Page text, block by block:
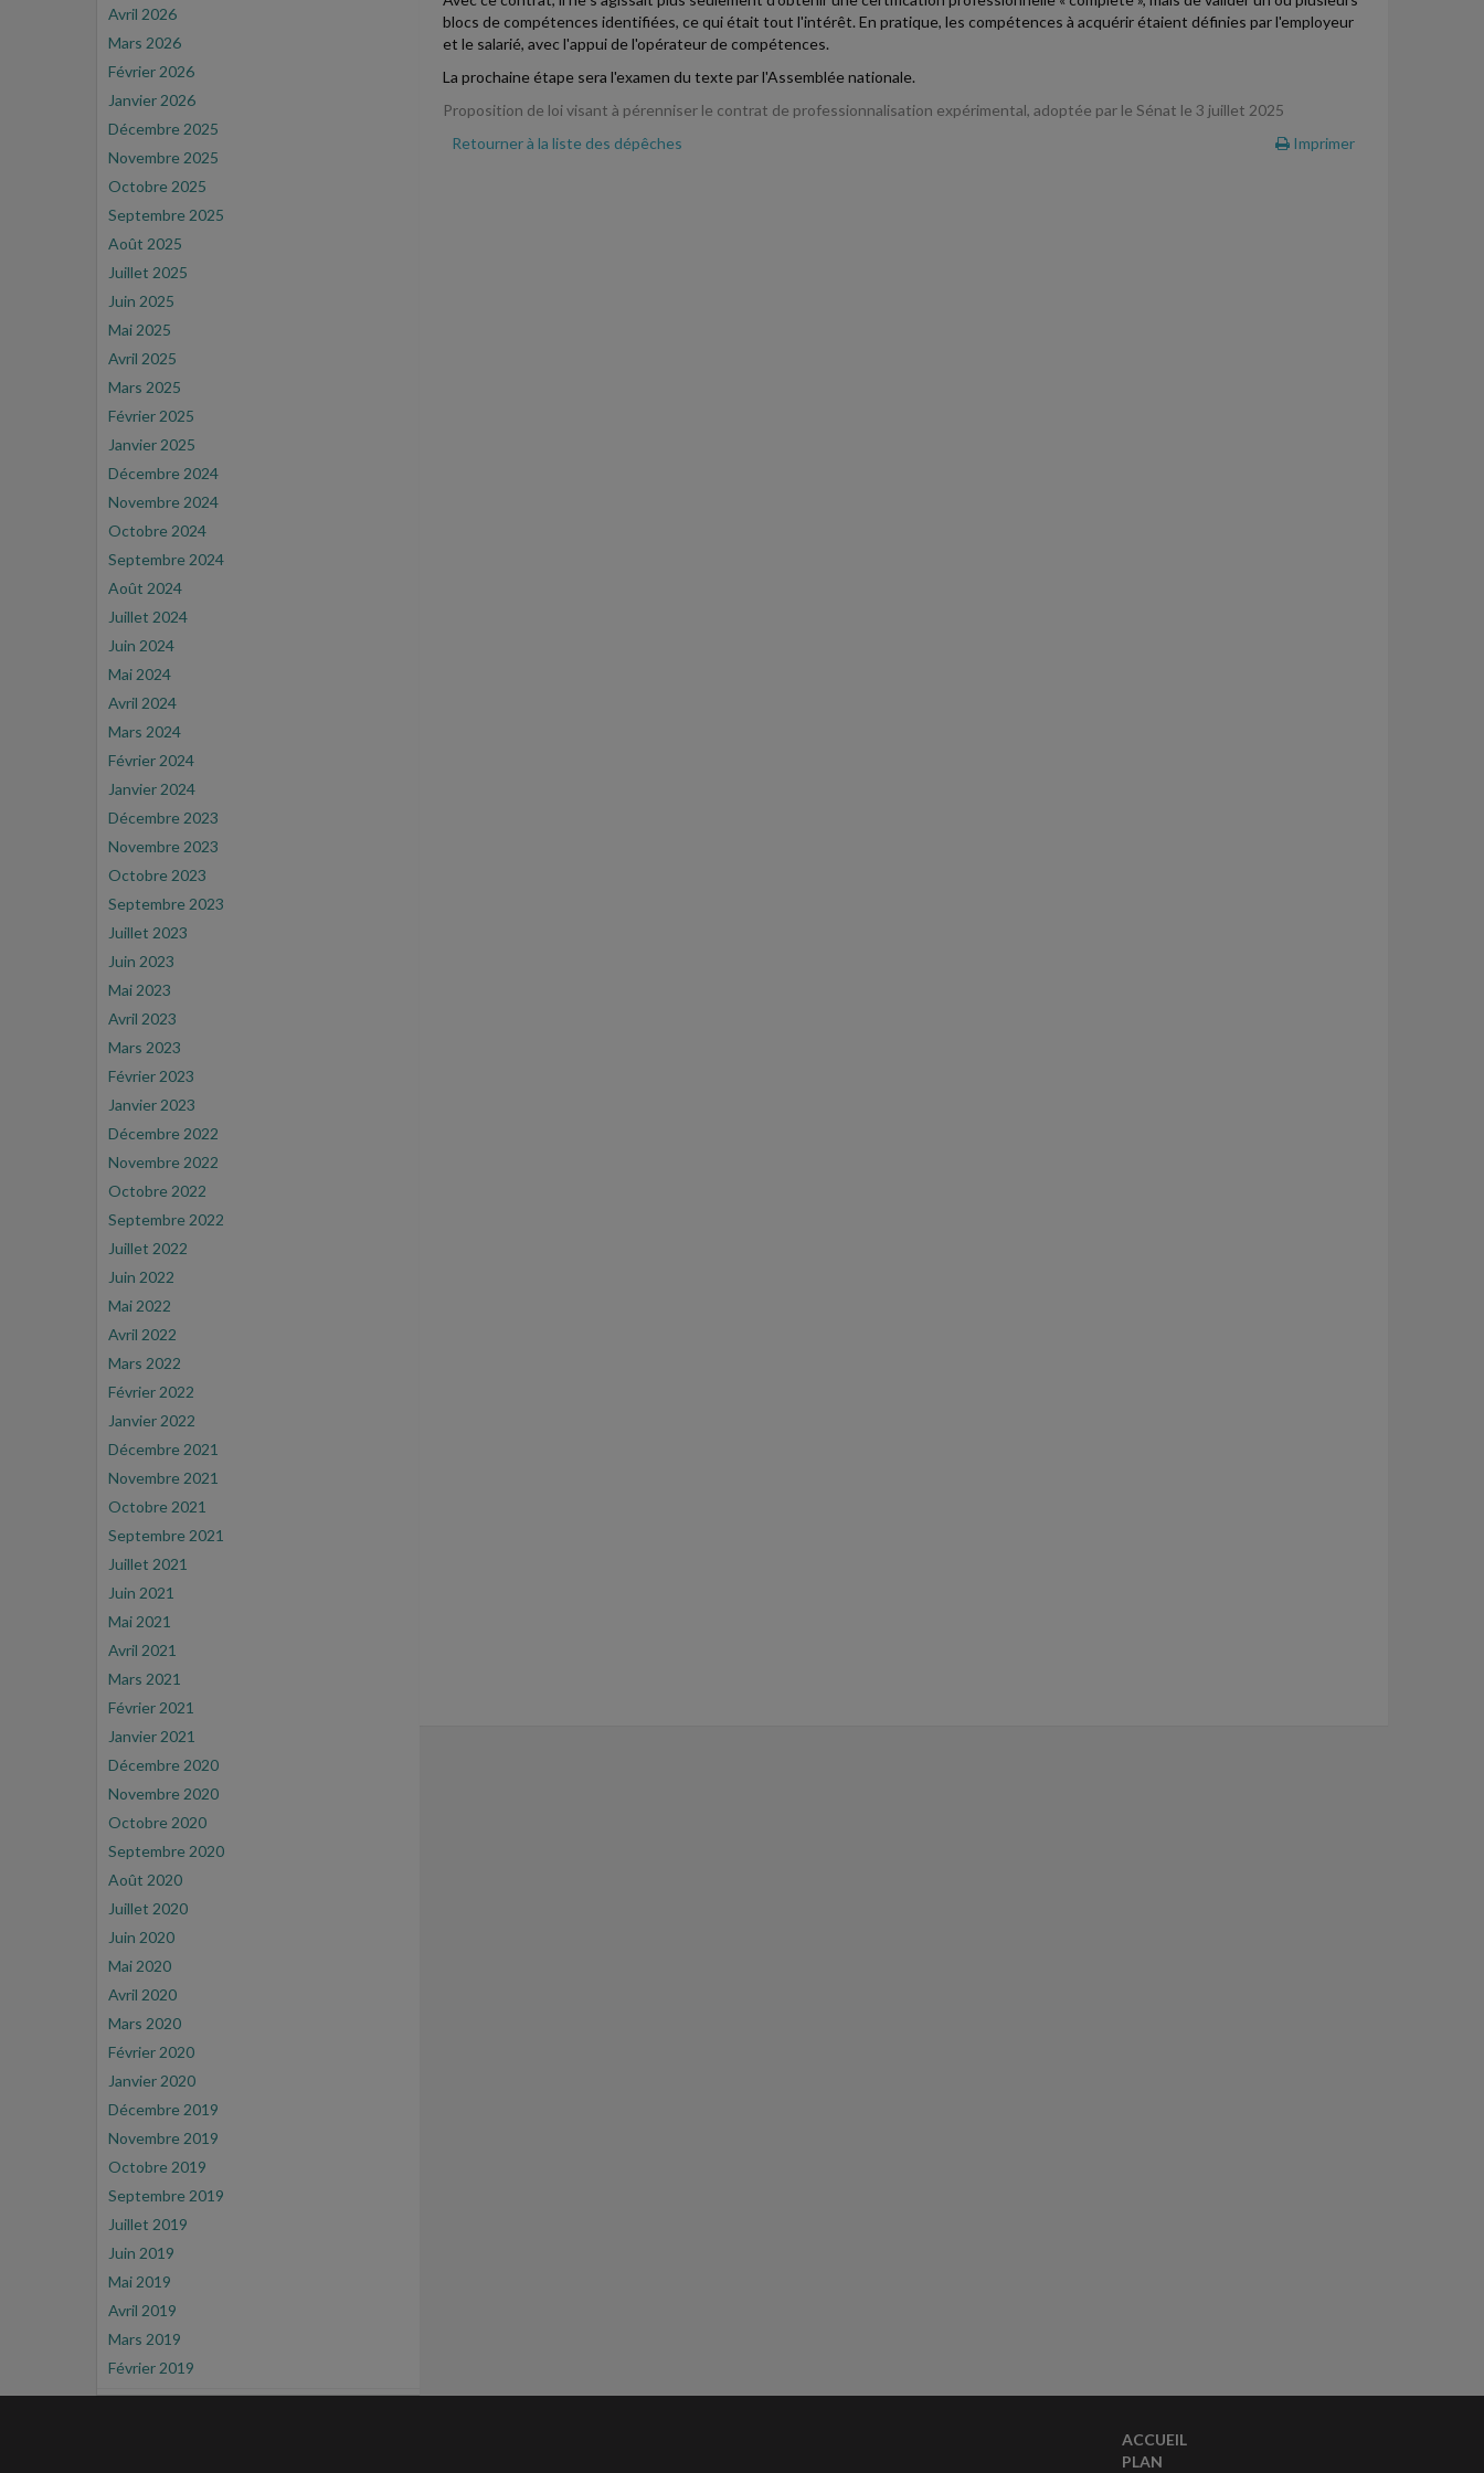
Avril 2026
Mars 2026
Février 2026
Janvier 2026
Décembre 2025
Novembre 2025
Octobre 2025
Septembre 2025
Août 2025
Juillet 2025
Juin 2025
Mai 2025
Avril 2025
Mars 2025
Février 2025
Janvier 2025
Décembre 2024
Novembre 2024
Octobre 2024
Septembre 2024
Août 2024
Juillet 2024
Juin 2024
Mai 2024
Avril 2024
Mars 2024
Février 2024
Janvier 2024
Décembre 2023
Novembre 2023
Octobre 2023
Septembre 2023
Juillet 2023
Juin 2023
Mai 2023
Avril 2023
Mars 2023
Février 2023
Janvier 2023
Décembre 2022
Novembre 2022
Octobre 2022
Septembre 2022
Juillet 2022
Juin 2022
Mai 2022
Avril 2022
Mars 2022
Février 2022
Janvier 2022
Décembre 2021
Novembre 2021
Octobre 2021
Septembre 2021
Juillet 2021
Juin 2021
Mai 2021
Avril 2021
Mars 2021
Février 2021
Janvier 2021
Décembre 2020
Novembre 2020
Octobre 2020
Septembre 2020
Août 2020
Juillet 2020
Juin 2020
Mai 2020
Avril 2020
Mars 2020
Février 2020
Janvier 2020
Décembre 2019
Novembre 2019
Octobre 2019
Septembre 2019
Juillet 2019
Juin 2019
Mai 2019
Avril 2019
Mars 2019
Février 2019
blocs de compétences identifiées, ce qui était tout l'intérêt. En pratique, les compétences à acquérir étaient définies par l'employeur
et le salarié, avec l'appui de l'opérateur de compétences.
La prochaine étape sera l'examen du texte par l'Assemblée nationale.
Proposition de loi visant à pérenniser le contrat de professionnalisation expérimental, adoptée par le Sénat le 3 juillet 2025
Retourner à la liste des dépêches
Imprimer
ACCUEIL
PLAN